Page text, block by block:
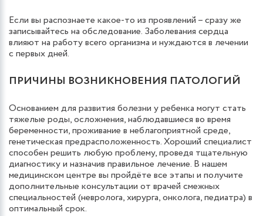
Если вы распознаете какое-то из проявлений – сразу же
записывайтесь на обследование. Заболевания сердца
влияют на работу всего организма и нуждаются в лечении
с первых дней.
ПРИЧИНЫ ВОЗНИКНОВЕНИЯ ПАТОЛОГИЙ
Основанием для развития болезни у ребенка могут стать
тяжелые роды, осложнения, наблюдавшиеся во время
беременности, проживание в неблагоприятной среде,
генетическая предрасположенность. Хороший специалист
способен решить любую проблему, проведя тщательную
диагностику и назначив правильное лечение. В нашем
медицинском центре вы пройдёте все этапы и получите
дополнительные консультации от врачей смежных
специальностей (невролога, хирурга, онколога, педиатра) в
оптимальный срок.